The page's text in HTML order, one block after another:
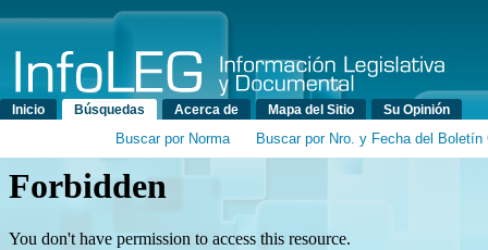
Menú principal
Inicio Búsquedas Acerca de Mapa del Sitio Su Opinión
Buscar por Norma Buscar por Nro. y Fecha del Boletín